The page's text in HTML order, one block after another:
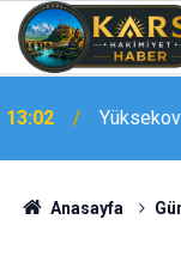
13:02
12:54
gösterisi
Anasayfa